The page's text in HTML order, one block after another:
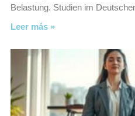
Belastung. Studien im
Leer más »